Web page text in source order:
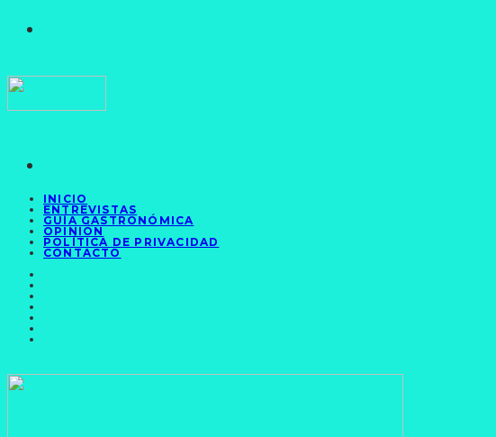
INICIO
ENTREVISTAS
GUÍA GASTRONÓMICA
OPINIÓN
POLÍTICA DE PRIVACIDAD
CONTACTO